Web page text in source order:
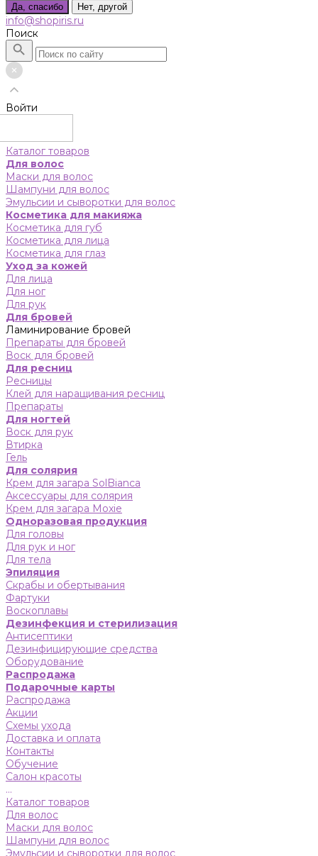
Да, спасибо Нет, другой
info@shopiris.ru
Поиск
Войти
Каталог товаров
Для волос
Маски для волос
Шампуни для волос
Эмульсии и сыворотки для волос
Косметика для макияжа
Косметика для губ
Косметика для лица
Косметика для глаз
Уход за кожей
Для лица
Для ног
Для рук
Для бровей
Ламинирование бровей
Препараты для бровей
Воск для бровей
Для ресниц
Ресницы
Клей для наращивания ресниц
Препараты
Для ногтей
Воск для рук
Втирка
Гель
Для солярия
Крем для загара SolBianca
Аксессуары для солярия
Крем для загара Moxie
Одноразовая продукция
Для головы
Для рук и ног
Для тела
Эпиляция
Скрабы и обертывания
Фартуки
Воскоплавы
Дезинфекция и стерилизация
Антисептики
Дезинфицирующие средства
Оборудование
Распродажа
Подарочные карты
Распродажа
Акции
Схемы ухода
Доставка и оплата
Контакты
Обучение
Салон красоты
...
Каталог товаров
Для волос
Маски для волос
Шампуни для волос
Эмульсии и сыворотки для волос